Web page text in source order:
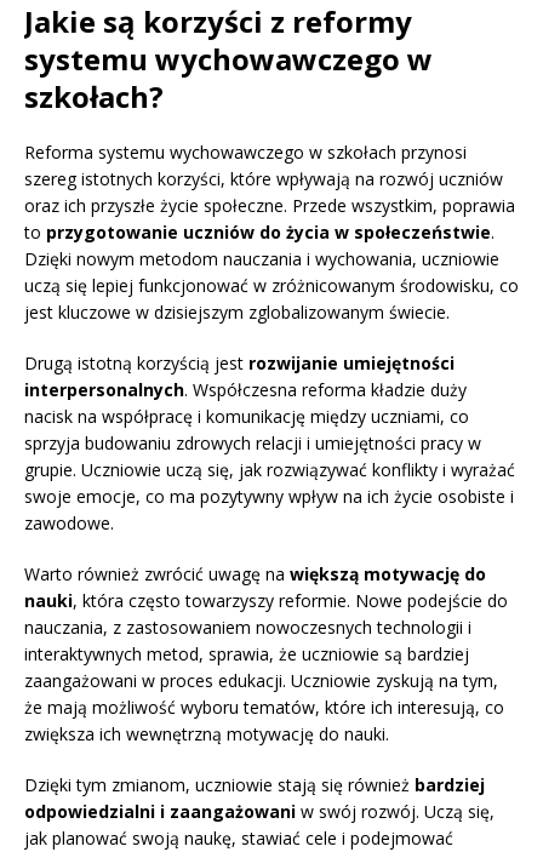
Jakie są korzyści z reformy
systemu wychowawczego w
szkołach?
Reforma systemu wychowawczego w szkołach przynosi
szereg istotnych korzyści, które wpływają na rozwój uczniów
oraz ich przyszłe życie społeczne. Przede wszystkim, poprawia
to przygotowanie uczniów do życia w społeczeństwie.
Dzięki nowym metodom nauczania i wychowania, uczniowie
uczą się lepiej funkcjonować w zróżnicowanym środowisku, co
jest kluczowe w dzisiejszym zglobalizowanym świecie.
Drugą istotną korzyścią jest rozwijanie umiejętności
interpersonalnych. Współczesna reforma kładzie duży
nacisk na współpracę i komunikację między uczniami, co
sprzyja budowaniu zdrowych relacji i umiejętności pracy w
grupie. Uczniowie uczą się, jak rozwiązywać konflikty i wyrażać
swoje emocje, co ma pozytywny wpływ na ich życie osobiste i
zawodowe.
Warto również zwrócić uwagę na większą motywację do
nauki, która często towarzyszy reformie. Nowe podejście do
nauczania, z zastosowaniem nowoczesnych technologii i
interaktywnych metod, sprawia, że uczniowie są bardziej
zaangażowani w proces edukacji. Uczniowie zyskują na tym,
że mają możliwość wyboru tematów, które ich interesują, co
zwiększa ich wewnętrzną motywację do nauki.
Dzięki tym zmianom, uczniowie stają się również bardziej
odpowiedzialni i zaangażowani w swój rozwój. Uczą się,
jak planować swoją naukę, stawiać cele i podejmować